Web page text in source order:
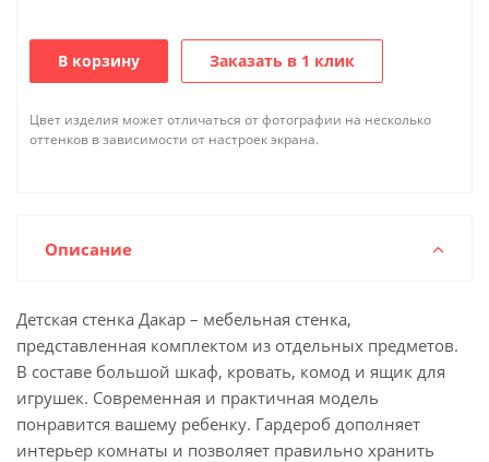
В корзину Заказать в 1 клик
Цвет изделия может отличаться от фотографии на несколько
оттенков в зависимости от настроек экрана.
Описание
Детская стенка Дакар – мебельная стенка,
представленная комплектом из отдельных предметов.
В составе большой шкаф, кровать, комод и ящик для
игрушек. Современная и практичная модель
понравится вашему ребенку. Гардероб дополняет
интерьер комнаты и позволяет правильно хранить